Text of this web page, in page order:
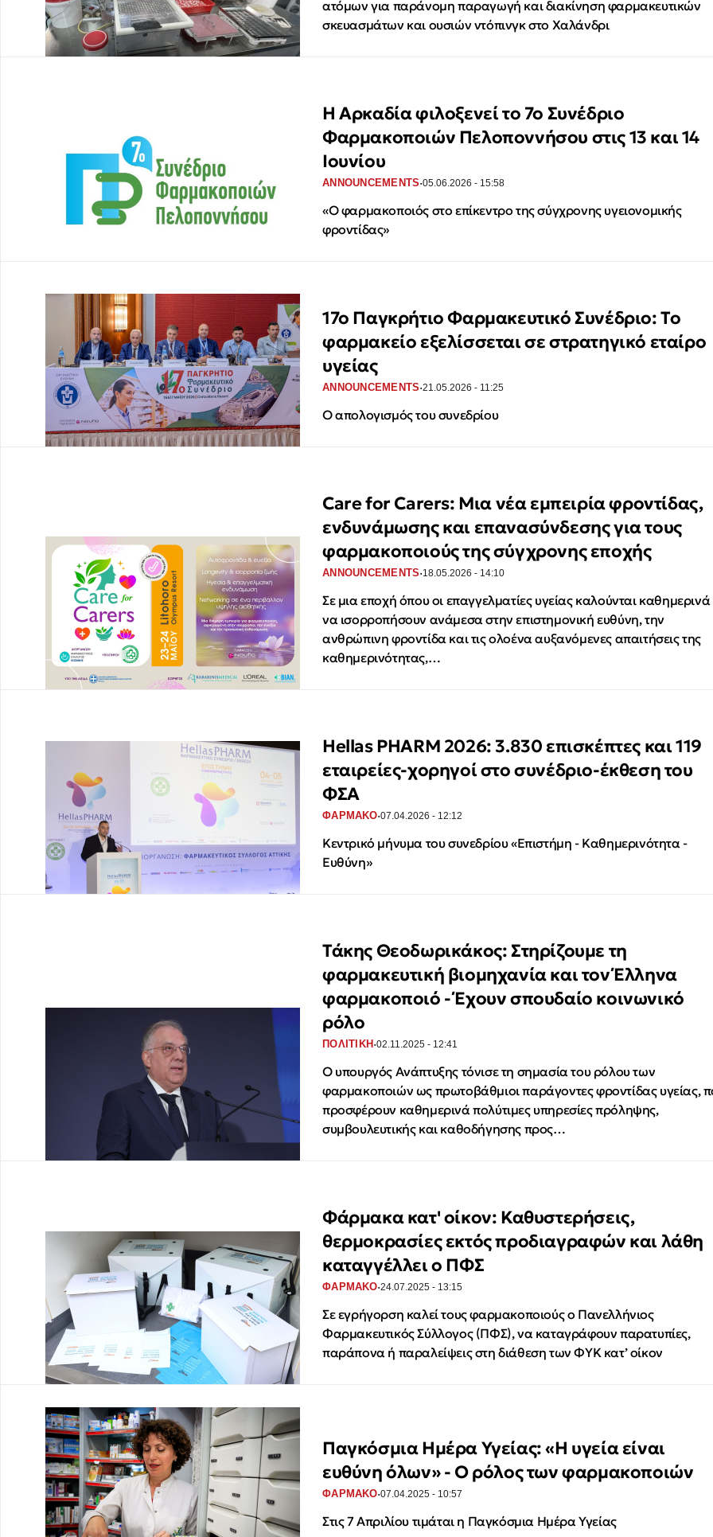
ατόμων για παράνομη παραγωγή και διακίνηση φαρμακευτικών
σκευασμάτων και ουσιών ντόπινγκ στο Χαλάνδρι
Η Αρκαδία φιλοξενεί το 7ο Συνέδριο
Φαρμακοποιών Πελοποννήσου στις 13 και 14
Ιουνίου
ANNOUNCEMENTS·05.06.2026 - 15:58
«Ο φαρμακοποιός στο επίκεντρο της σύγχρονης υγειονομικής
φροντίδας»
17ο Παγκρήτιο Φαρμακευτικό Συνέδριο: Το
φαρμακείο εξελίσσεται σε στρατηγικό εταίρο
υγείας
ANNOUNCEMENTS·21.05.2026 - 11:25
Ο απολογισμός του συνεδρίου
Care for Carers: Μια νέα εμπειρία φροντίδας,
ενδυνάμωσης και επανασύνδεσης για τους
φαρμακοποιούς της σύγχρονης εποχής
ANNOUNCEMENTS·18.05.2026 - 14:10
Σε μια εποχή όπου οι επαγγελματίες υγείας καλούνται καθημερινά
να ισορροπήσουν ανάμεσα στην επιστημονική ευθύνη, την
ανθρώπινη φροντίδα και τις ολοένα αυξανόμενες απαιτήσεις της
καθημερινότητας,…
Hellas PHARM 2026: 3.830 επισκέπτες και 119
εταιρείες-χορηγοί στο συνέδριο-έκθεση του
ΦΣΑ
ΦΑΡΜΑΚΟ·07.04.2026 - 12:12
Kεντρικό μήνυμα του συνεδρίου «Επιστήμη - Καθημερινότητα -
Ευθύνη»
Τάκης Θεοδωρικάκος: Στηρίζουμε τη
φαρμακευτική βιομηχανία και τον Έλληνα
φαρμακοποιό - Έχουν σπουδαίο κοινωνικό
ρόλο
ΠΟΛΙΤΙΚΗ ·02.11.2025 - 12:41
Ο υπουργός Ανάπτυξης τόνισε τη σημασία του ρόλου των
φαρμακοποιών ως πρωτοβάθμιοι παράγοντες φροντίδας υγείας,
προσφέρουν καθημερινά πολύτιμες υπηρεσίες πρόληψης,
συμβουλευτικής και καθοδήγησης προς…
Φάρμακα κατ' οίκον: Καθυστερήσεις,
θερμοκρασίες εκτός προδιαγραφών και λάθη
καταγγέλλει ο ΠΦΣ
ΦΑΡΜΑΚΟ·24.07.2025 - 13:15
Σε εγρήγορση καλεί τους φαρμακοποιούς ο Πανελλήνιος
Φαρμακευτικός Σύλλογος (ΠΦΣ), να καταγράφουν παρατυπίες,
παράπονα ή παραλείψεις στη διάθεση των ΦΥΚ κατ’ οίκον
Παγκόσμια Ημέρα Υγείας: «Η υγεία είναι
ευθύνη όλων» - Ο ρόλος των φαρμακοποιών
ΦΑΡΜΑΚΟ·07.04.2025 - 10:57
Στις 7 Απριλίου τιμάται η Παγκόσμια Ημέρα Υγείας